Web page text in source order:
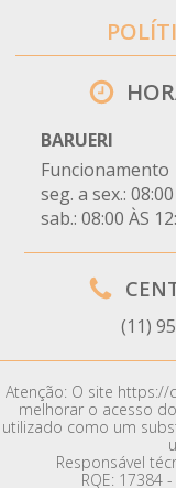
BARUERI
Funcionamento
seg. a sex.:
sab.: 08:00 ÀS
(11)
Atenção: O site
melhorar o acesso
utilizado como um
Responsável
RQE: 17384